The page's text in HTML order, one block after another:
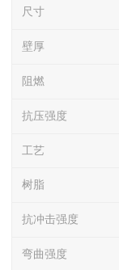
尺寸
壁厚
阻燃
抗压强度
工艺
树脂
抗冲击强度
弯曲强度